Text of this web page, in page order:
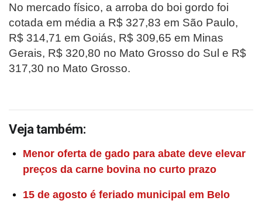
No mercado físico, a arroba do boi gordo foi
cotada em média a R$ 327,83 em São Paulo,
R$ 314,71 em Goiás, R$ 309,65 em Minas
Gerais, R$ 320,80 no Mato Grosso do Sul e R$
317,30 no Mato Grosso.
Veja também:
Menor oferta de gado para abate deve elevar
preços da carne bovina no curto prazo
15 de agosto é feriado municipal em Belo